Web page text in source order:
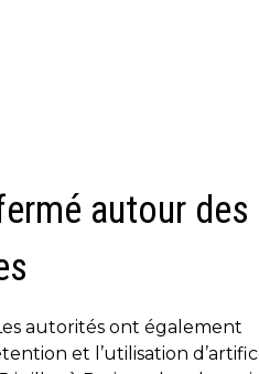
autour des
autorités ont également
et l’utilisation